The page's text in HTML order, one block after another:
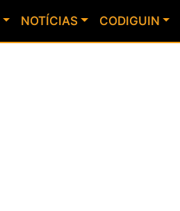
NOTÍCIAS CODIGUIN